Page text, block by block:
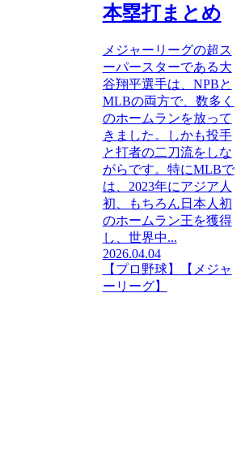
本塁打まとめ
メジャーリーグの超ス
ーパースターである大
谷翔平選手は、NPBと
MLBの両方で、数多く
のホームランを放って
きました。しかも投手
と打者の二刀流をしな
がらです。特にMLBで
は、2023年にアジア人
初、もちろん日本人初
のホームラン王を獲得
し、世界中...
2026.04.04
【プロ野球】
【メジャ
ーリーグ】